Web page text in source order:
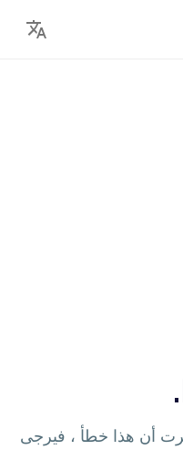
أن هذا خطأ ، فيرجى